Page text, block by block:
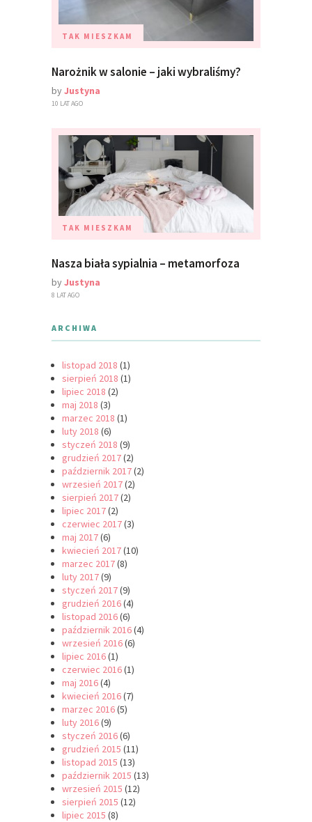
TAK MIESZKAM
Narożnik w salonie – jaki wybraliśmy?
byJustyna
10 LAT AGO
TAK MIESZKAM
Nasza biała sypialnia – metamorfoza
byJustyna
8 LAT AGO
ARCHIWA
listopad 2018 (1)
sierpień 2018 (1)
lipiec 2018 (2)
maj 2018 (3)
marzec 2018 (1)
luty 2018 (6)
styczeń 2018 (9)
grudzień 2017(2)
październik 2017(2)
wrzesień 2017(2)
sierpień 2017(2)
lipiec 2017(2)
czerwiec 2017(3)
maj 2017(6)
kwiecień 2017(10)
marzec 2017(8)
luty 2017(9)
styczeń 2017(9)
grudzień 2016(4)
listopad 2016(6)
październik 2016(4)
wrzesień 2016(6)
lipiec 2016(1)
czerwiec 2016(1)
maj 2016(4)
kwiecień 2016(7)
marzec 2016(5)
luty 2016(9)
styczeń 2016(6)
grudzień 2015 (11)
listopad 2015 (13)
październik 2015 (13)
wrzesień 2015 (12)
sierpień 2015 (12)
lipiec 2015 (8)